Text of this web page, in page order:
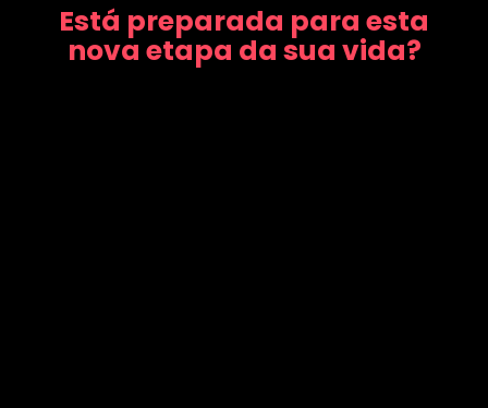
Está preparada para esta
nova etapa da sua vida?